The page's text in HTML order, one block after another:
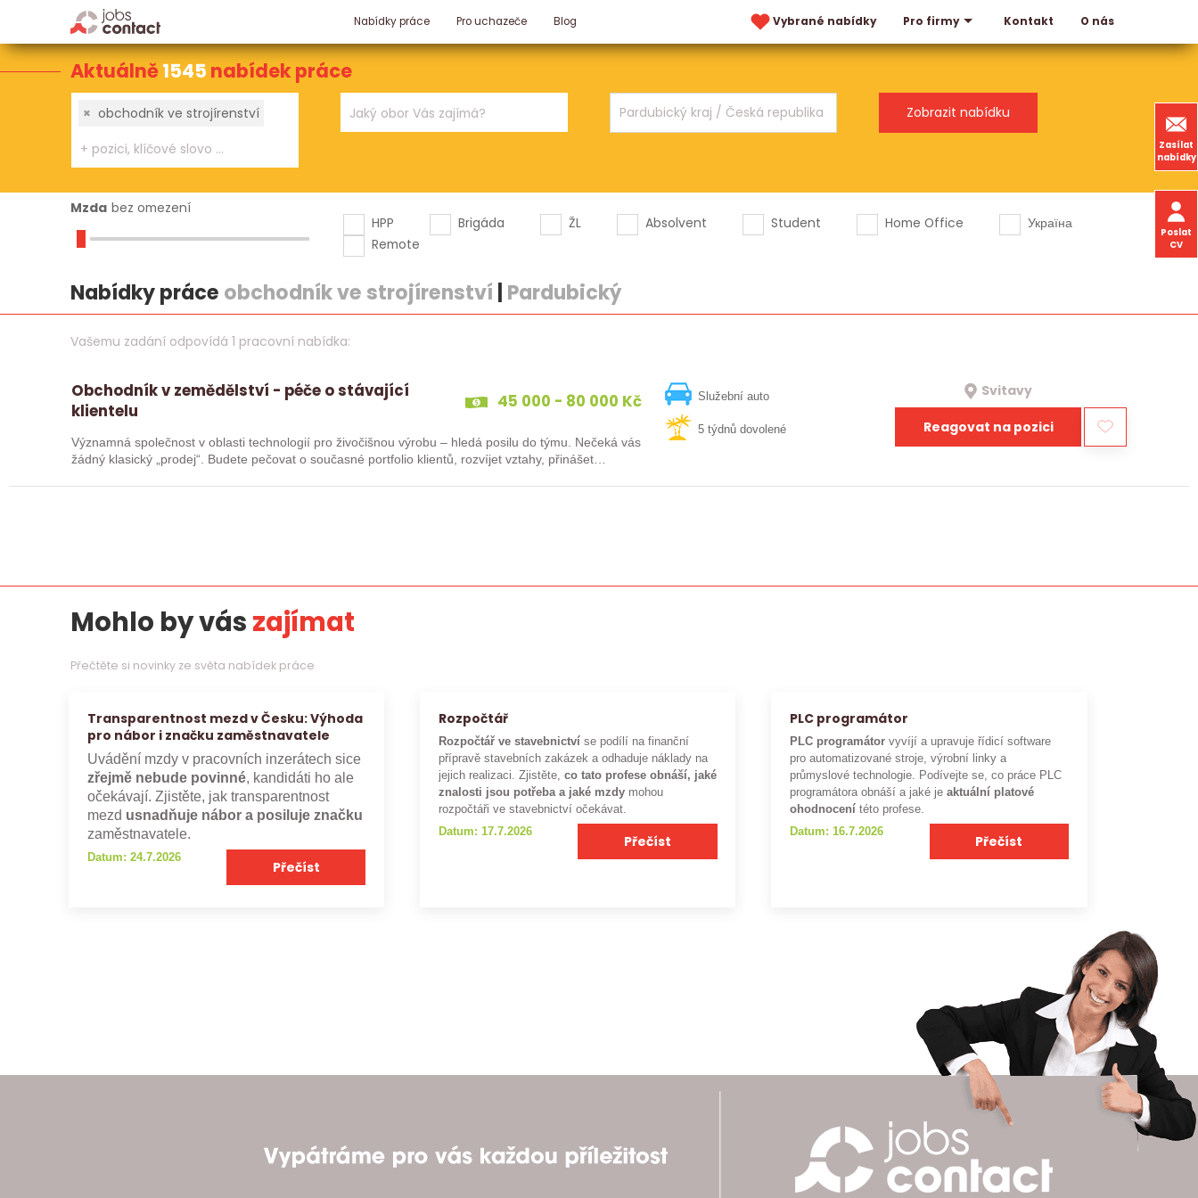
Nabídky práce Pro uchazeče Blog Vybrané nabídky Pro firmy Kontakt O nás
Zasílat
nabídky
Poslat
CV
Aktuálně1545 nabídek práce
× obchodník ve strojírenství
Mzda bez omezení
HPP
Brigáda ŽL Absolvent Student Home Office
Україна
Remote
Nabídky práce obchodník ve strojírenství Pardubický
Vašemu zadání odpovídá 1 pracovní nabídka:
Obchodník v zemědělství - péče o stávající
klientelu
45 000 - 80 000 Kč
Významná společnost v oblasti technologií pro živočišnou výrobu – hledá posilu do týmu. Nečeká vás
žádný klasický „prodej“. Budete pečovat o současné portfolio klientů, rozvíjet vztahy, přinášet…
Služební auto
5 týdnů dovolené
Svitavy
Reagovat na pozici
Mohlo by vászajímat
Přečtěte si novinky ze světa nabídek práce
Transparentnost mezd v Česku: Výhoda
pro nábor i značku zaměstnavatele
Uvádění mzdy v pracovních inzerátech sice
zřejmě nebude povinné, kandidáti ho ale
očekávají. Zjistěte, jak transparentnost
mezd usnadňuje nábor a posiluje značku
zaměstnavatele.
Datum: 24.7.2026
Přečíst
Rozpočtář
Rozpočtář ve stavebnictví se podílí na finanční
přípravě stavebních zakázek a odhaduje náklady na
jejich realizaci. Zjistěte,co tato profese obnáší, jaké
znalosti jsou potřeba a jaké mzdy mohou
rozpočtáři ve stavebnictví očekávat.
Datum: 17.7.2026
Přečíst
PLC programátor
PLC programátor vyvíjí a upravuje řídicí software
pro automatizované stroje, výrobní linky a
průmyslové technologie. Podívejte se, co práce PLC
programátora obnáší a jaké je aktuální platové
ohodnocení této profese.
Datum: 16.7.2026
Přečíst